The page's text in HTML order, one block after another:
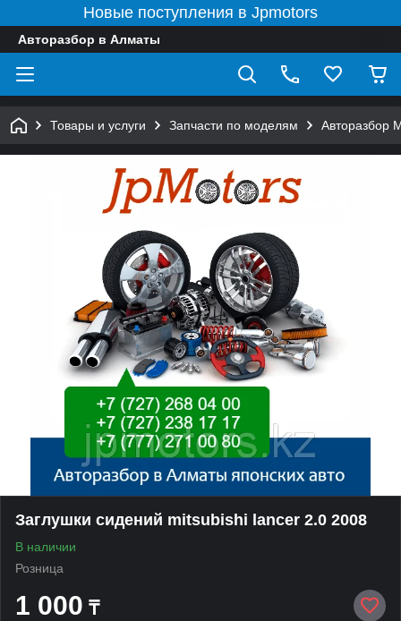
Новые поступления в Jpmotors
Авторазбор в Алматы
Товары и услуги Запчасти по моделям Авторазбор
Заглушки сидений mitsubishi lancer 2.0 2008
В наличии
Розница
1 000 ₸